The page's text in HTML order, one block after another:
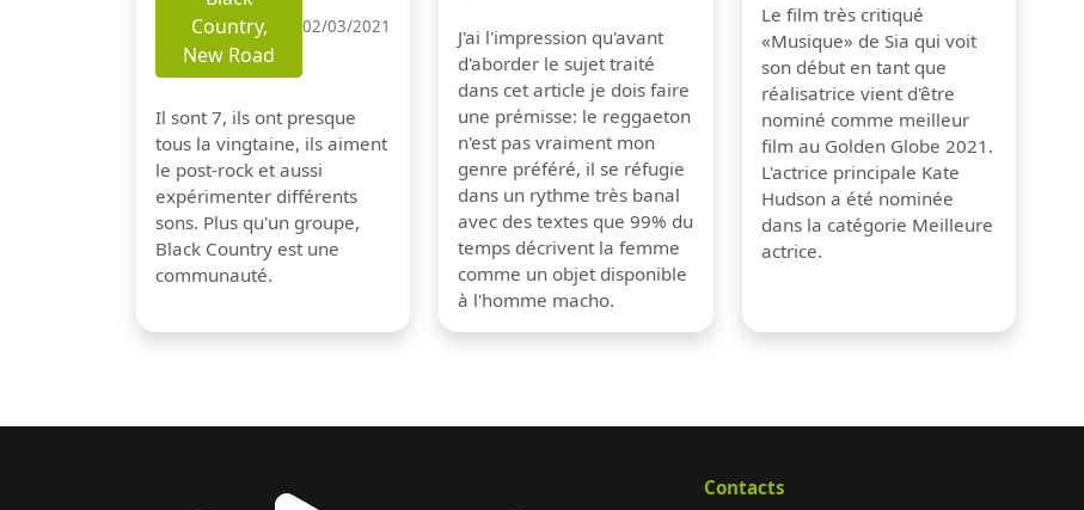
Country,
New Road
02/03/2021
Il sont 7, ils ont presque
tous la vingtaine, ils aiment
le post-rock et aussi
expérimenter différents
sons. Plus qu'un groupe,
Black Country est une
communauté.
J'ai l'impression qu'avant
d'aborder le sujet traité
dans cet article je dois faire
une prémisse: le reggaeton
n'est pas vraiment mon
genre préféré, il se réfugie
dans un rythme très banal
avec des textes que 99% du
temps décrivent la femme
comme un objet disponible
à l'homme macho.
Le film très critiqué
«Musique» de Sia qui voit
son début en tant que
réalisatrice vient d'être
nominé comme meilleur
film au Golden Globe 2021.
L'actrice principale Kate
Hudson a été nominée
dans la catégorie Meilleure
actrice.
Contacts